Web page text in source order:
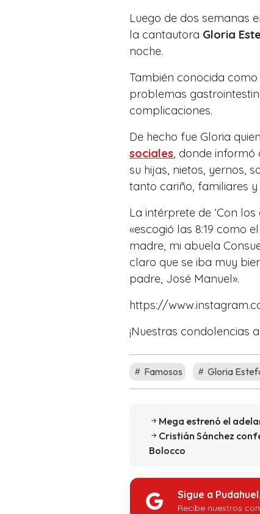
Luego de dos semanas
la cantautora Gloria
noche.
También conocida como
problemas
complicaciones.
De hecho fue Gloria
sociales , donde informó
su hijas, nietos, yernos,
tanto cariño, familiares
La intérprete de ‘Con
«escogió las 8:19 como
madre, mi abuela
claro que se iba muy
padre, José Manuel».
https://
¡Nuestras condolencias
Famosos Gloria
Mega estrenó el
Cristián Sánchez
Bolocco
Sigue a
Recibe nuestros